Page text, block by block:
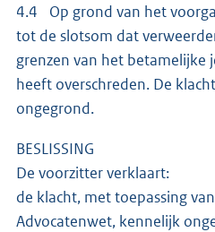
4.4 Op grond van het
tot de slotsom dat
grenzen van het betamelijke
heeft overschreden. De
ongegrond.
BESLISSING
De voorzitter verklaart:
de klacht, met toepassing
Advocatenwet, kennelijk